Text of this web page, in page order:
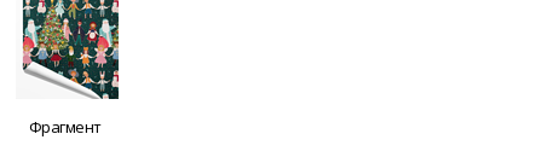
Фрагмент